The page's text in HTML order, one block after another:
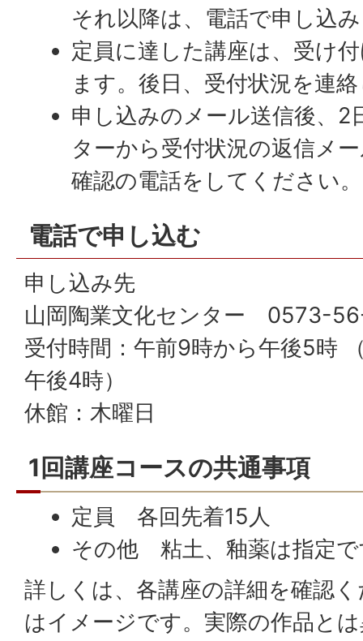
それ以降は、電話で申し込
定員に達した講座は、受け
ます。後日、受付状況を連
申し込みのメール送信後、2
ターから受付状況の返信メ
確認の電話をしてください。
電話で申し込む
申し込み先
山岡陶業文化センター 0573-
受付時間：午前9時から午後5時
午後4時）
休館：木曜日
1回講座コースの共通事項
定員 各回先着15人
その他 粘土、釉薬は指
詳しくは、各講座の詳細を確認
はイメージです。実際の作品と